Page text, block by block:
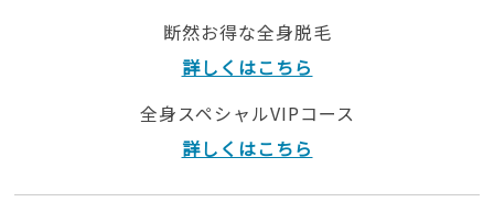
断然お得な全身脱毛
詳しくはこちら
全身スペシャルVIPコース
詳しくはこちら